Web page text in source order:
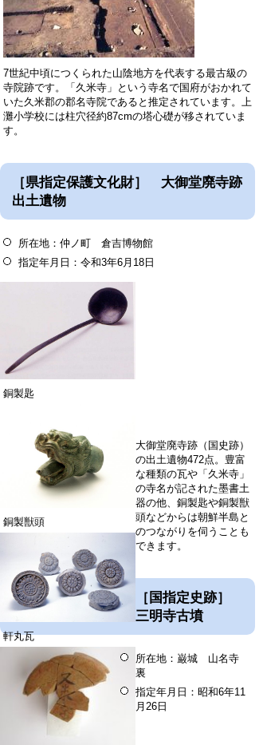
7世紀中頃につくられた山陰地方を代表する最古級の
寺院跡です。「久米寺」という寺名で国府がおかれて
いた久米郡の郡名寺院であると推定されています。上
灘小学校には柱穴径約87cmの塔心礎が移されていま
す。
［県指定保護文化財］ 大御堂廃寺跡
出土遺物
所在地：仲ノ町 倉吉博物館
指定年月日：令和3年6月18日
銅製匙
銅製獣頭
軒丸瓦
大御堂廃寺跡（国史跡）
の出土遺物472点。豊富
な種類の瓦や「久米寺」
の寺名が記された墨書土
器の他、銅製匙や銅製獣
頭などからは朝鮮半島と
のつながりを伺うことも
できます。
［国指定史跡］
三明寺古墳
所在地：巌城 山名寺
裏
指定年月日：昭和6年11
月26日